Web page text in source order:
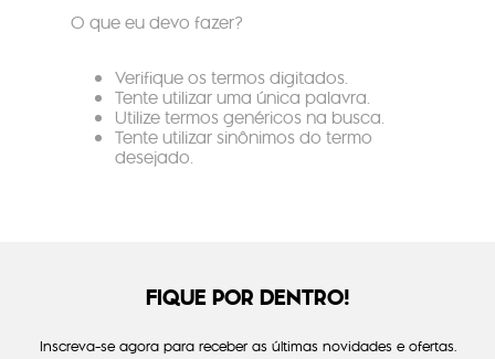
O que eu devo fazer?
Verifique os termos digitados.
Tente utilizar uma única palavra.
Utilize termos genéricos na busca.
Tente utilizar sinônimos do termo
desejado.
FIQUE POR DENTRO!
Inscreva-se agora para receber as últimas novidades e ofertas.